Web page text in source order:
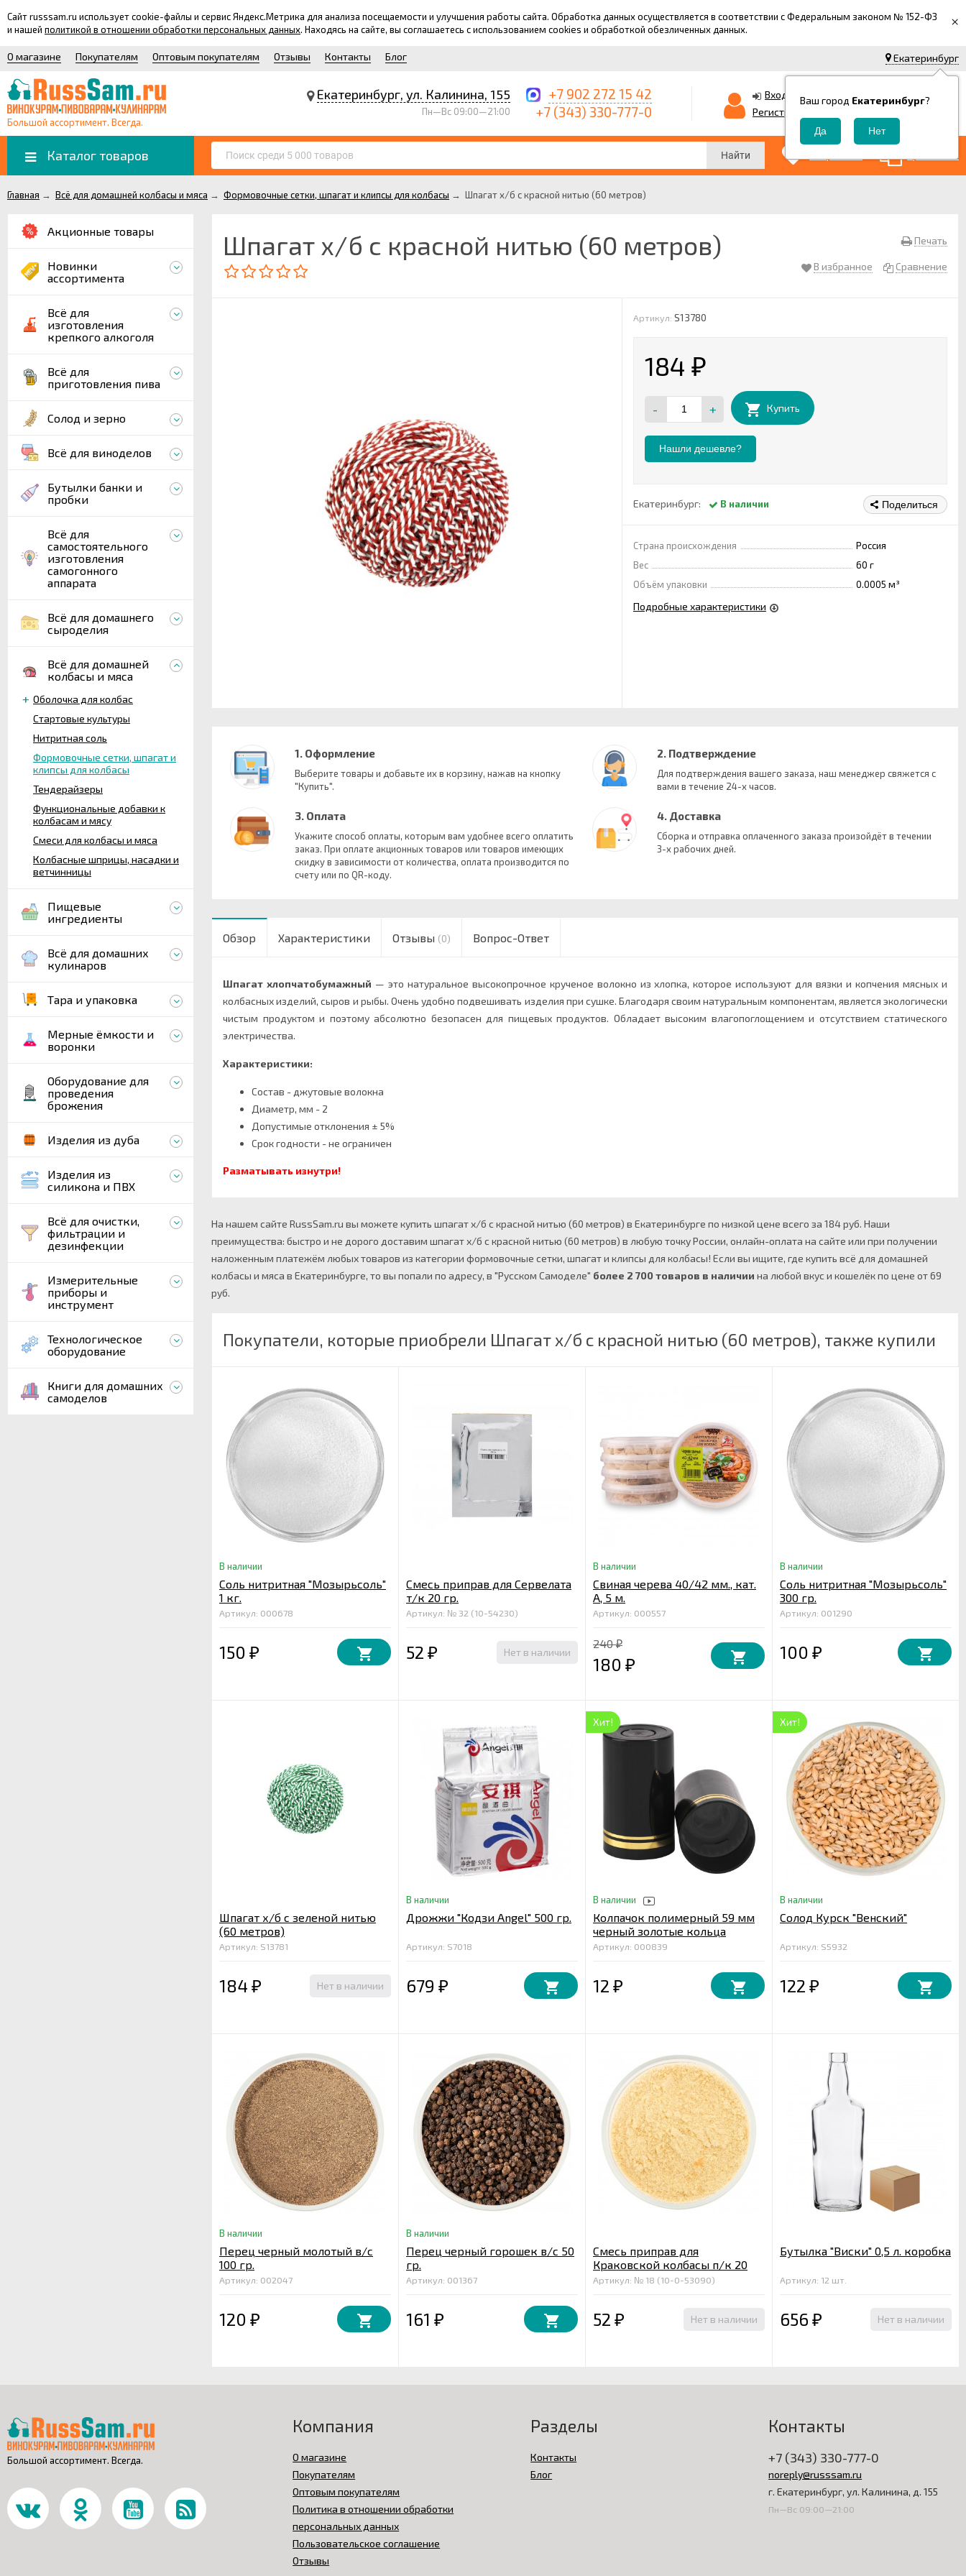
Сайт russsam.ru использует cookie-файлы и сервис Яндекс.Метрика для анализа посещаемости и улучшения работы сайта. Обработка данных осуществляется в соответствии с Федеральным законом № 152-ФЗ
и нашей политикой в отношении обработки персональных данных. Находясь на сайте, вы соглашаетесь с использованием cookies и обработкой обезличенных данных. ×
Екатеринбург
Ваш город Екатеринбург?
О магазине Покупателям Оптовым покупателям Отзывы Контакты Блог
Большой ассортимент. Всегда.
Екатеринбург, ул. Калинина, 155
Пн—Вс 09:00—21:00
+7 902 272 15 42
+7 (343) 330-777-0
Вход
Регистрация
Корзина
0
Каталог товаров Найти Сравнение
Главная → Всё для домашней колбасы и мяса → Формовочные сетки, шпагат и клипсы для колбасы → Шпагат х/б с красной нитью (60 метров)
Акционные товары
Новинки
ассортимента
Всё для
изготовления
крепкого алкоголя
Всё для
приготовления пива
Солод и зерно
Всё для виноделов
Бутылки банки и
пробки
Всё для
самостоятельного
изготовления
самогонного
аппарата
Всё для домашнего
сыроделия
Всё для домашней
колбасы и мяса
Оболочка для колбас
Стартовые культуры
Нитритная соль
Формовочные сетки, шпагат и
клипсы для колбасы
Тендерайзеры
Функциональные добавки к
колбасам и мясу
Смеси для колбасы и мяса
Колбасные шприцы, насадки и
ветчинницы
Пищевые
ингредиенты
Всё для домашних
кулинаров
Тара и упаковка
Мерные ёмкости и
воронки
Оборудование для
проведения
брожения
Изделия из дуба
Изделия из
силикона и ПВХ
Всё для очистки,
фильтрации и
дезинфекции
Измерительные
приборы и
инструмент
Технологическое
оборудование
Книги для домашних
самоделов
Печать
Шпагат х/б с красной нитью (60 метров)
В избранное Сравнение
Артикул: S13780
184 ₽
- + Купить
Нашли дешевле?
Екатеринбург: В наличии Поделиться
Страна происхождения
Россия
Вес
60 г
Объём упаковки
0.0005 м³
Подробные характеристики
1. Оформление
Выберите товары и добавьте их в корзину, нажав на кнопку
"Купить".
2. Подтверждение
Для подтверждения вашего заказа, наш менеджер свяжется с
вами в течение 24-х часов.
3. Оплата
Укажите способ оплаты, которым вам удобнее всего оплатить
заказ. При оплате акционных товаров или товаров имеющих
скидку в зависимости от количества, оплата производится по
счету или по QR-коду.
4. Доставка
Сборка и отправка оплаченного заказа произойдёт в течении
3-х рабочих дней.
Обзор Характеристики Отзывы (0) Вопрос-Ответ
Шпагат хлопчатобумажный — это натуральное высокопрочное крученое волокно из хлопка, которое используют для вязки и копчения мясных и
колбасных изделий, сыров и рыбы. Очень удобно подвешивать изделия при сушке. Благодаря своим натуральным компонентам, является экологически
чистым продуктом и поэтому абсолютно безопасен для пищевых продуктов. Обладает высоким влагопоглощением и отсутствием статического
электричества.
Характеристики:
Состав - джутовые волокна
Диаметр, мм - 2
Допустимые отклонения ± 5%
Срок годности - не ограничен
Разматывать изнутри!
На нашем сайте RussSam.ru вы можете купить шпагат х/б с красной нитью (60 метров) в Екатеринбурге по низкой цене всего за 184 руб. Наши
преимущества: быстро и не дорого доставим шпагат х/б с красной нитью (60 метров) в любую точку России, онлайн-оплата на сайте или при получении
наложенным платежём любых товаров из категории формовочные сетки, шпагат и клипсы для колбасы! Если вы ищите, где купить всё для домашней
колбасы и мяса в Екатеринбурге, то вы попали по адресу, в "Русском Самоделе" более 2 700 товаров в наличии на любой вкус и кошелёк по цене от 69
руб.
Покупатели, которые приобрели Шпагат х/б с красной нитью (60 метров), также купили
В наличии
Соль нитритная "Мозырьсоль"
1 кг.
Артикул: 000678
150 ₽
Смесь приправ для Сервелата
т/к 20 гр.
Артикул: № 32 (10-54230)
52 ₽ Нет в наличии
В наличии
Свиная черева 40/42 мм., кат.
А, 5 м.
Артикул: 000557
240₽
180 ₽
В наличии
Соль нитритная "Мозырьсоль"
300 гр.
Артикул: 001290
100 ₽
Шпагат х/б с зеленой нитью
(60 метров)
Артикул: S13781
184 ₽ Нет в наличии
В наличии
Дрожжи "Кодзи Angel" 500 гр.
Артикул: S7018
679 ₽
Хит!
В наличии
Колпачок полимерный 59 мм
черный золотые кольца
Артикул: 000839
12 ₽
Хит!
В наличии
Солод Курск "Венский"
Артикул: S5932
122 ₽
В наличии
Перец черный молотый в/с
100 гр.
Артикул: 002047
120 ₽
В наличии
Перец черный горошек в/с 50
гр.
Артикул: 001367
161 ₽
Смесь приправ для
Краковской колбасы п/к 20
гр.
Артикул: № 18 (10-0-53090)
52 ₽ Нет в наличии
Бутылка "Виски" 0,5 л. коробка
Артикул: 12 шт.
656 ₽ Нет в наличии
Большой ассортимент. Всегда.
Компания
О магазине
Покупателям
Оптовым покупателям
Политика в отношении обработки
персональных данных
Пользовательское соглашение
Отзывы
Разделы
Контакты
Блог
Контакты
+7 (343) 330-777-0
noreply@russsam.ru
г. Екатеринбург, ул. Калинина, д. 155
Пн—Вс 09:00—21:00